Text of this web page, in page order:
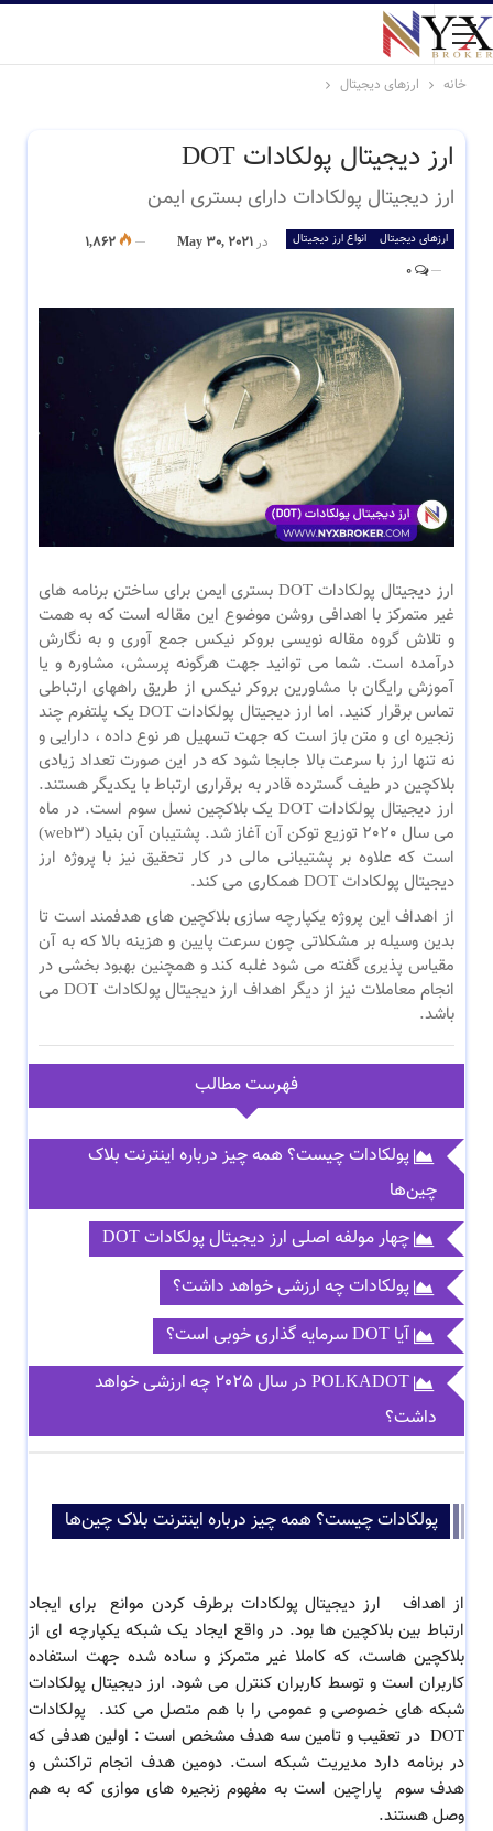
خانه ارزهای دیجیتال
ارز دیجیتال پولکادات DOT
ارز دیجیتال پولکادات دارای بستری ایمن
ارزهای دیجیتال انواع ارز دیجیتال در May 30, 2021
1,862
ارز دیجیتال پولکادات DOT بستری ایمن برای ساختن برنامه های
غیر متمرکز با اهدافی روشن موضوع این مقاله است که به همت
و تلاش گروه مقاله نویسی بروکر نیکس جمع آوری و به نگارش
درآمده است. شما می توانید جهت هرگونه پرسش، مشاوره و یا
آموزش رایگان با مشاورین بروکر نیکس از طریق راههای ارتباطی
تماس برقرار کنید. اما ارز دیجیتال پولکادات DOT یک پلتفرم چند
زنجیره ای و متن باز است که جهت تسهیل هر نوع داده ، دارایی و
نه تنها ارز با سرعت بالا جابجا شود که در این صورت تعداد زیادی
بلاکچین در طیف گسترده قادر به برقراری ارتباط با یکدیگر هستند.
ارز دیجیتال پولکادات DOT یک بلاکچین نسل سوم است. در ماه
می سال 2020 توزیع توکن آن آغاز شد. پشتیبان آن بنیاد (web3)
است که علاوه بر پشتیبانی مالی در کار تحقیق نیز با پروژه ارز
دیجیتال پولکادات DOT همکاری می کند.
از اهداف این پروژه یکپارچه سازی بلاکچین های هدفمند است تا
بدین وسیله بر مشکلاتی چون سرعت پایین و هزینه بالا که به آن
مقیاس پذیری گفته می شود غلبه کند و همچنین بهبود بخشی در
انجام معاملات نیز از دیگر اهداف ارز دیجیتال پولکادات DOT می
باشد.
فهرست مطالب
پولکادات چیست؟ همه چیز درباره اینترنت بلاک
چین‌ها
چهار مولفه اصلی ارز دیجیتال پولکادات DOT
پولکادات چه ارزشی خواهد داشت؟
آیا DOT سرمایه گذاری خوبی است؟
POLKADOT در سال 2025 چه ارزشی خواهد
داشت؟
پولکادات چیست؟ همه چیز درباره اینترنت بلاک چین‌ها
از اهداف ارز دیجیتال پولکادات برطرف کردن موانع برای ایجاد
ارتباط بین بلاکچین ها بود. در واقع ایجاد یک شبکه یکپارچه ای از
بلاکچین هاست، که کاملا غیر متمرکز و ساده شده جهت استفاده
کاربران است و توسط کاربران کنترل می شود. ارز دیجیتال پولکادات
شبکه های خصوصی و عمومی را با هم متصل می کند. پولکادات
DOT در تعقیب و تامین سه هدف مشخص است : اولین هدفی که
در برنامه دارد مدیریت شبکه است. دومین هدف انجام تراکنش و
هدف سوم پاراچین است به مفهوم زنجیره های موازی که به هم
وصل هستند.